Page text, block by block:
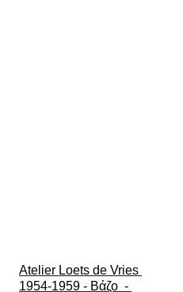
Atelier Loets de Vries
1954-1959 - Βάζο  -